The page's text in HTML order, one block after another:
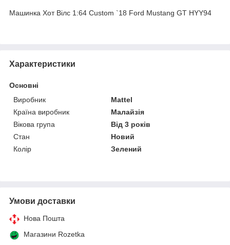
Машинка Хот Вілс 1:64 Custom `18 Ford Mustang GT HYY94
Характеристики
Основні
Виробник
Mattel
Країна виробник
Малайзія
Вікова група
Від 3 років
Стан
Новий
Колір
Зелений
Умови доставки
Нова Пошта
Магазини Rozetka